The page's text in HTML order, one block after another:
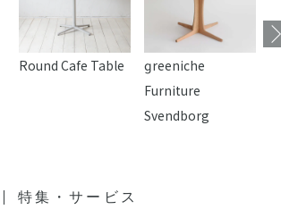
Round Cafe Table
reeniche
Furniture
Svendborg
特集・サービス